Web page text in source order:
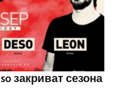
закриват сезона